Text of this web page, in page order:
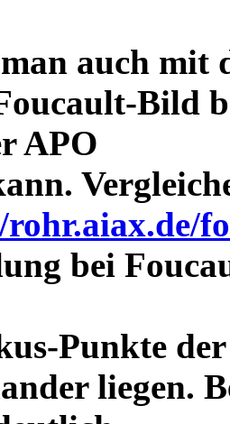
auch mit
Bild
APO
bei
Punkte
liegen.